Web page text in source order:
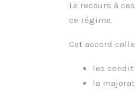
Le recours à
ce régime.
Cet accord
les
la